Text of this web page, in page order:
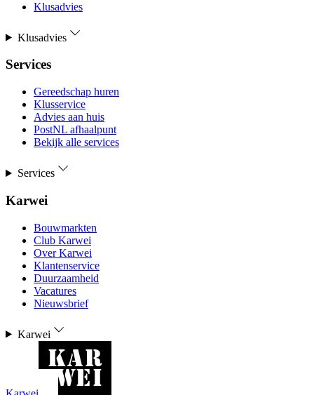
Klusadvies
Klusadvies
Services
Gereedschap huren
Klusservice
Advies aan huis
PostNL afhaalpunt
Bekijk alle services
Services
Karwei
Bouwmarkten
Club Karwei
Over Karwei
Klantenservice
Duurzaamheid
Vacatures
Nieuwsbrief
Karwei